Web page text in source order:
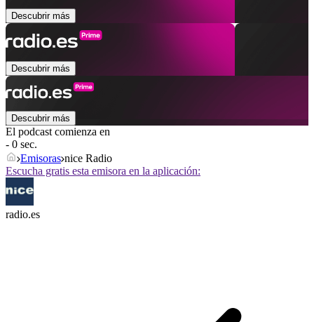
Descubrir más
Descubrir más
Descubrir más
El podcast comienza en
- 0 sec.
Emisoras nice Radio
Escucha gratis esta emisora en la aplicación:
radio.es